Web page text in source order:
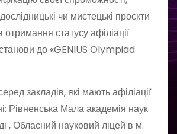
чи мистецькі проєкти
отримання статусу афіліації
до «GENIUS Olympiad
закладів, які мають афіліації
Рівненська Мала академія наук
, Обласний науковий ліцей в м.